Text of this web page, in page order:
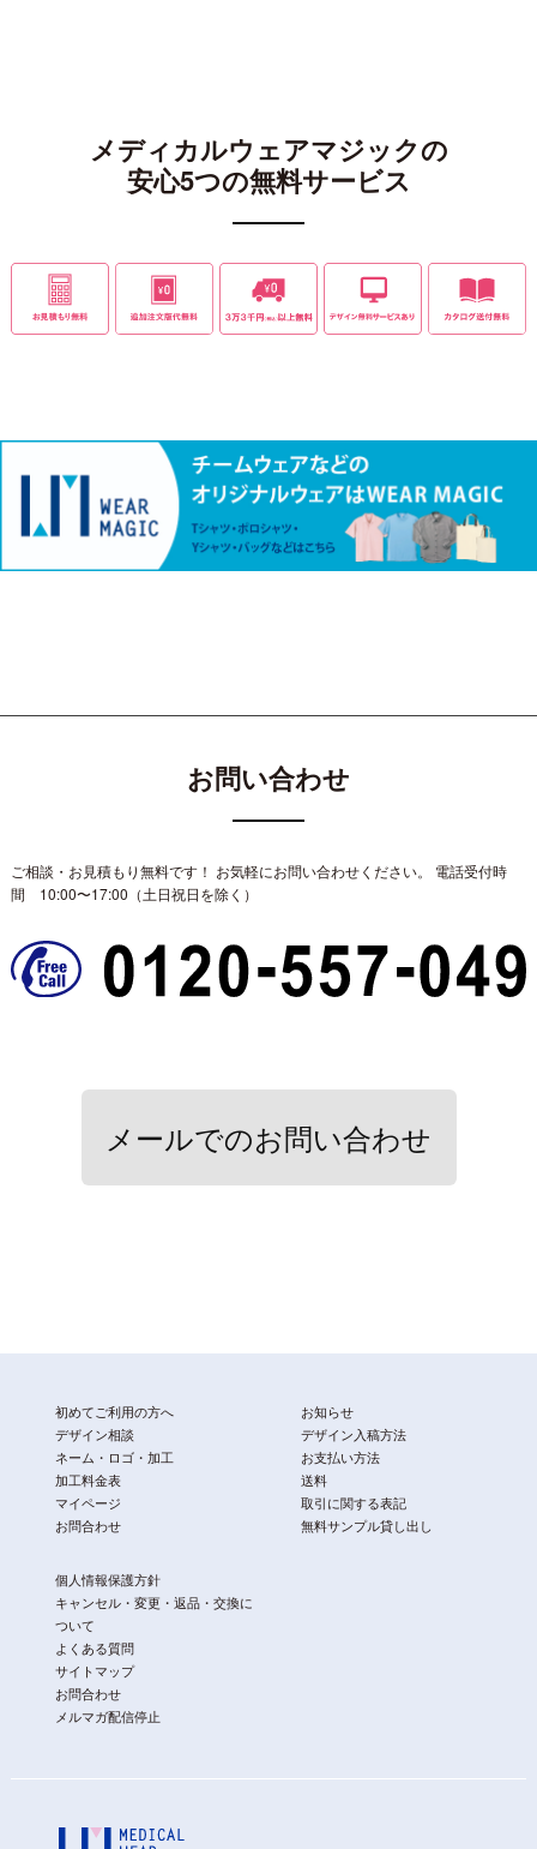
メディカルウェアマジックの
安心5つの無料サービス
お問い合わせ
ご相談・お見積もり無料です！ お気軽にお問い合わせください。
電話受付時
間 10:00〜17:00（土日祝日を除く）
メールでのお問い合わせ
初めてご利用の方へ
デザイン相談
ネーム・ロゴ・加工
加工料金表
マイページ
お問合わせ
お知らせ
デザイン入稿方法
お支払い方法
送料
取引に関する表記
無料サンプル貸し出し
個人情報保護方針
キャンセル・変更・返品・交換に
ついて
よくある質問
サイトマップ
お問合わせ
メルマガ配信停止